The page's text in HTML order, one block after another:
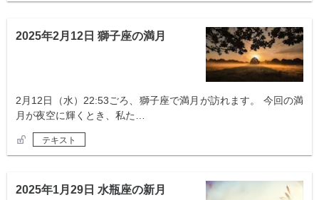
2025年2月12日 獅子座の満月
2月12日（水）22:53ごろ、獅子座で満月が訪れます。 今回の満
月が夜空に輝くとき、私た…
テキスト
2025年1月29日 水瓶座の新月